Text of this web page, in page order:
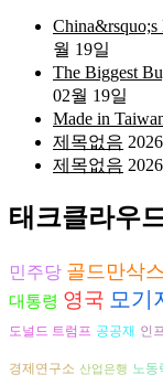
China&rsquo;s
월 19일
The Biggest
02월 19일
Made in
제목없음
제목없음
태크클라우
민주당 골드만삭스
대통령 영국 모기
도널드 트럼프 공공재 인
경제연구소 산업은행 노동